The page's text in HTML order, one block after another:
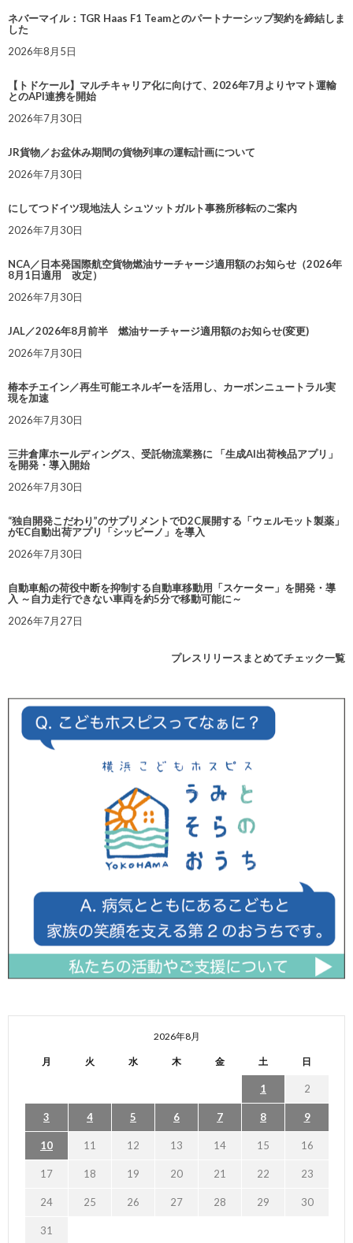
ネバーマイル：TGR Haas F1 Teamとのパートナーシップ契約を締結しま
した
2026年8月5日
【トドケール】マルチキャリア化に向けて、2026年7月よりヤマト運輸
とのAPI連携を開始
2026年7月30日
JR貨物／お盆休み期間の貨物列車の運転計画について
2026年7月30日
にしてつドイツ現地法人 シュツットガルト事務所移転のご案内
2026年7月30日
NCA／日本発国際航空貨物燃油サーチャージ適用額のお知らせ（2026年
8月1日適用 改定）
2026年7月30日
JAL／2026年8月前半 燃油サーチャージ適用額のお知らせ(変更)
2026年7月30日
椿本チエイン／再生可能エネルギーを活用し、カーボンニュートラル実
現を加速
2026年7月30日
三井倉庫ホールディングス、受託物流業務に 「生成AI出荷検品アプリ」
を開発・導入開始
2026年7月30日
“独自開発こだわり”のサプリメントでD2C展開する「ウェルモット製薬」
がEC自動出荷アプリ「シッピーノ」を導入
2026年7月30日
自動車船の荷役中断を抑制する自動車移動用「スケーター」を開発・導
入 ～自力走行できない車両を約5分で移動可能に～
2026年7月27日
プレスリリースまとめてチェック一覧
2026年8月
月 火 水 木 金 土 日
1 2
3 4 5 6 7 8 9
10 11 12 13 14 15 16
17 18 19 20 21 22 23
24 25 26 27 28 29 30
31